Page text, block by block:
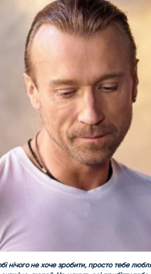
нічого не хоче зробити, просто тебе